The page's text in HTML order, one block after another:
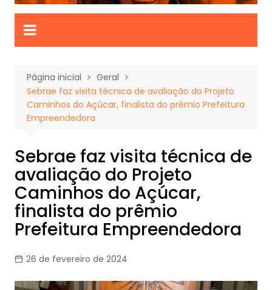
Página inicial
Geral
Sebrae faz visita técnica de avaliação do Projeto
Caminhos do Açúcar, finalista do prêmio Prefeitura
Empreendedora
Sebrae faz visita técnica de
avaliação do Projeto
Caminhos do Açúcar,
finalista do prêmio
Prefeitura Empreendedora
26 de fevereiro de 2024